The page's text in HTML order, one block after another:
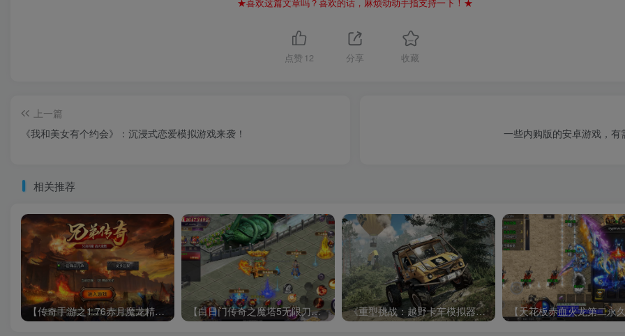
点赞 12 分享 收藏
上一篇
《我和美女有个约会》：沉浸式恋爱模拟游戏来袭！
一些内购版的安卓游戏，有
相关推荐
【传奇手游之1.76赤月魔龙精品传说兄弟复古第三季免授权版】经典三职业复古特色战神引擎传奇手游-最新打包Win服务端源码视频架设教程-新版GM多功能网页授权物品后台-GM直冲网页后台-安卓苹果IOS双端版本！ 【白日门传奇之魔塔5无限刀跨服内购版】单职业大型PK角色扮演类传奇手游-win服务端源码视频架设教程-GM运营后台-多功能GM授权后台-安卓版本！ 《重型挑战：越野卡车模拟器》中文版